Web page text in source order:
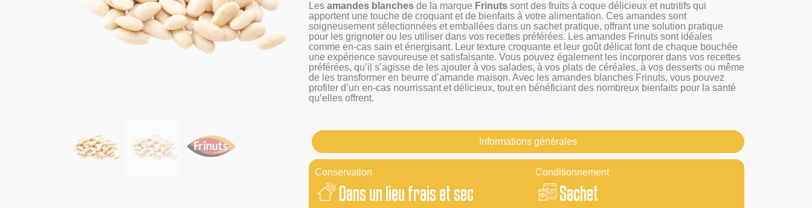
Les amandes blanches de la marque Frinuts sont des fruits à coque délicieux et nutritifs qui
apportent une touche de croquant et de bienfaits à votre alimentation. Ces amandes sont
soigneusement sélectionnées et emballées dans un sachet pratique, offrant une solution pratique
pour les grignoter ou les utiliser dans vos recettes préférées. Les amandes Frinuts sont idéales
comme en-cas sain et énergisant. Leur texture croquante et leur goût délicat font de chaque bouchée
une expérience savoureuse et satisfaisante. Vous pouvez également les incorporer dans vos recettes
préférées, qu’il s’agisse de les ajouter à vos salades, à vos plats de céréales, à vos desserts ou même
de les transformer en beurre d’amande maison. Avec les amandes blanches Frinuts, vous pouvez
profiter d’un en-cas nourrissant et délicieux, tout en bénéficiant des nombreux bienfaits pour la santé
qu’elles offrent.
Informations générales
Conservation
Dans un lieu frais et sec
Conditionnement
Sachet